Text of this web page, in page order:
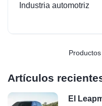
Industria automotriz
Artículos
El